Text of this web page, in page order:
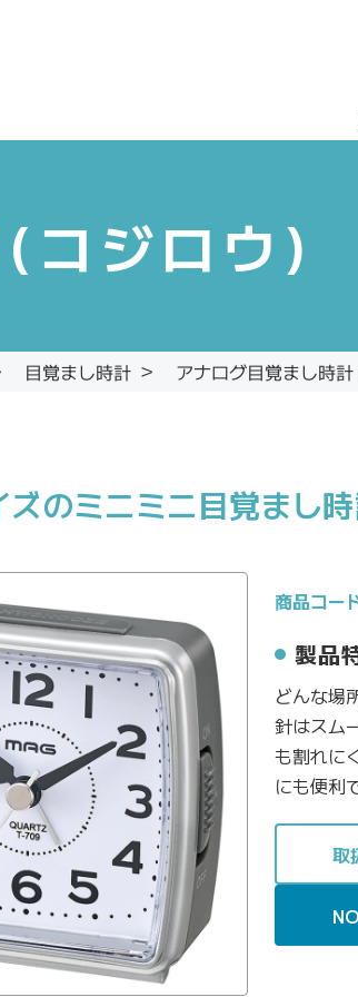
コジロウ)
目覚まし時計 アナログ目覚まし時計
のミニミニ目覚まし
商品コー
製品
どんな場
針はスム
も割れに
にも便利
取